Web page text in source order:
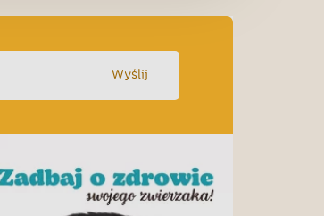
Wyślij